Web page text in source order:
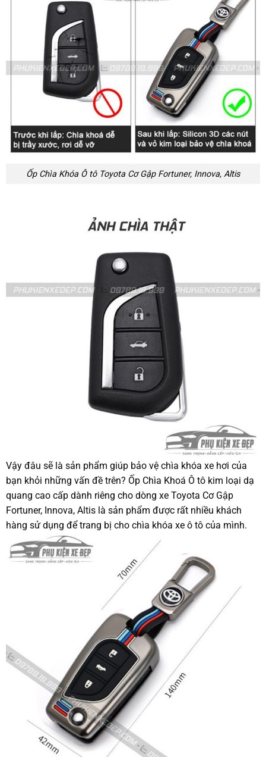
Ốp Chìa Khóa Ô tô Toyota Cơ Gập Fortuner, Innova, Altis
Vậy đâu sẽ là sản phẩm giúp bảo vệ chìa khóa xe hơi của
bạn khỏi những vấn đề trên? Ốp Chìa Khoá Ô tô kim loại dạ
quang cao cấp dành riêng cho dòng xe Toyota Cơ Gập
Fortuner, Innova, Altis là sản phẩm được rất nhiều khách
hàng sử dụng để trang bị cho chìa khóa xe ô tô của mình.